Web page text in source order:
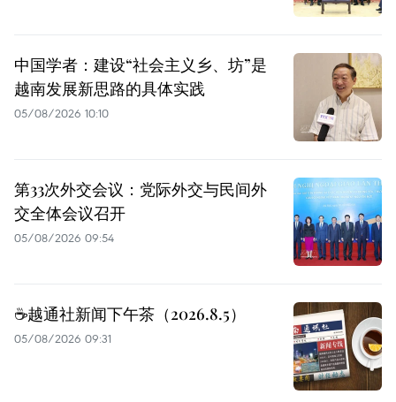
中国学者：建设“社会主义乡、坊”是
越南发展新思路的具体实践
05/08/2026 10:10
第33次外交会议：党际外交与民间外
交全体会议召开
05/08/2026 09:54
☕️越通社新闻下午茶（2026.8.5）
05/08/2026 09:31